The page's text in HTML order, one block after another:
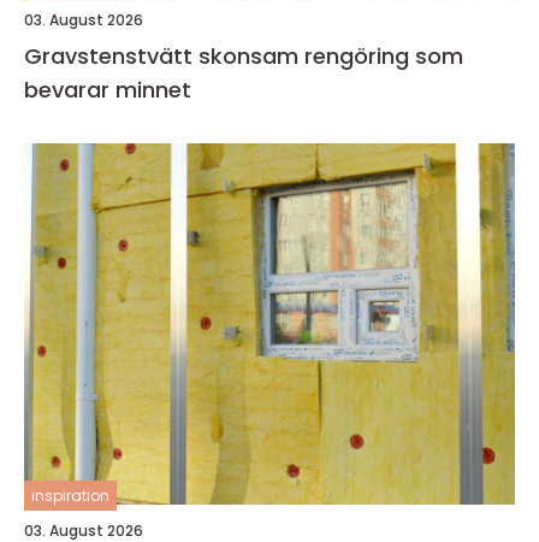
03. August 2026
Gravstenstvätt skonsam rengöring som
bevarar minnet
inspiration
03. August 2026